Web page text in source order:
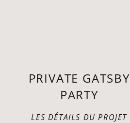
PRIVATE GATSBY
PARTY
LES DÉTAILS DU PROJET